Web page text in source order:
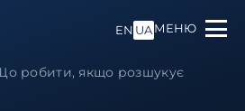
EN UAМЕНЮ
робити, якщо розшукує